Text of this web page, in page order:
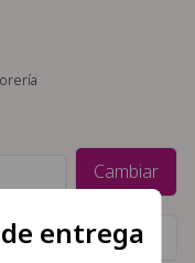
Cambiar
flor, color, etc\
entrega